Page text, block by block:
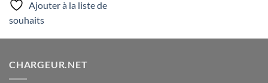
Ajouter à la liste de
souhaits
CHARGEUR.NET